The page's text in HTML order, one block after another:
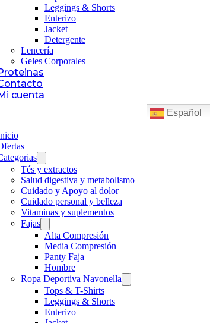
Leggings & Shorts
Enterizo
Jacket
Detergente
Lencería
Geles Corporales
cuenta
Tés y extractos
Salud digestiva y metabolismo
Cuidado y Apoyo al dolor
Cuidado personal y belleza
Vitaminas y suplementos
Fajas
Alta Compresión
Media Compresión
Panty Faja
Hombre
Ropa Deportiva Navonella
Tops & T-Shirts
Leggings & Shorts
Enterizo
Español